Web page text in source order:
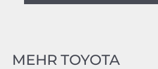
MEHR TOYOTA